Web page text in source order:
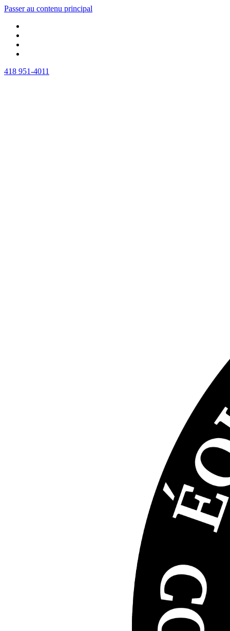
Passer au contenu principal
418 951-4011